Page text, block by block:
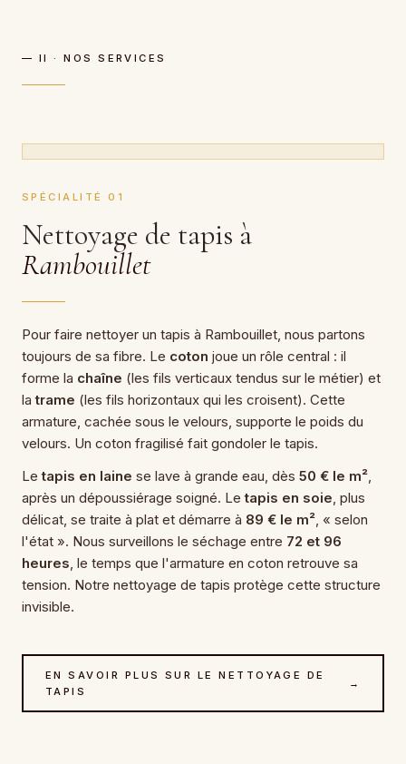
— II · NOS SERVICES
SPÉCIALITÉ 01
Nettoyage de tapis à
Rambouillet
Pour faire nettoyer un tapis à Rambouillet, nous partons
toujours de sa fibre. Le coton joue un rôle central : il
forme la chaîne (les fils verticaux tendus sur le métier) et
latrame (les fils horizontaux qui les croisent). Cette
armature, cachée sous le velours, supporte le poids du
velours. Un coton fragilisé fait gondoler le tapis.
Letapis en laine se lave à grande eau, dès 50 € le m²,
après un dépoussiérage soigné. Letapis en soie, plus
délicat, se traite à plat et démarre à 89 € le m², « selon
l'état ». Nous surveillons le séchage entre 72 et 96
heures, le temps que l'armature en coton retrouve sa
tension. Notre nettoyage de tapis protège cette structure
invisible.
EN SAVOIR PLUS SUR LE NETTOYAGE DE
TAPIS
→